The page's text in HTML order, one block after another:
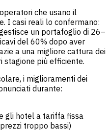
che usano il
I casi reali lo confermano:
un portafoglio di 26–
del 60% dopo aver
a una migliore cattura dei
stagione più efficiente.
i miglioramenti dei
durante:
gli hotel a tariffa fissa
troppo bassi)